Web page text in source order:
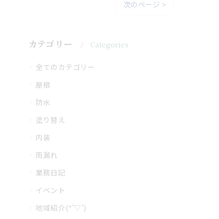
次のページ >
カテゴリー Categories
全てのカテゴリー
屋根
防水
塗り替え
内装
雨漏れ
業務日記
イベント
地域紹介(*’▽’)